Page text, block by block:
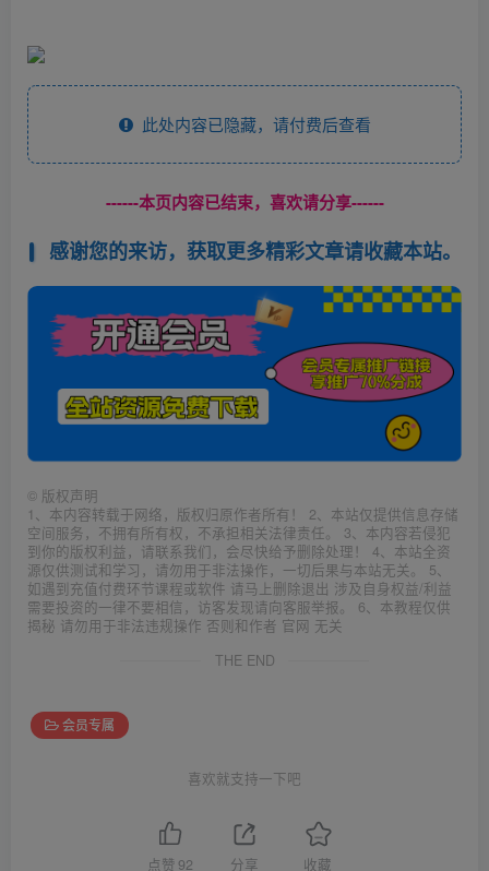
此处内容已隐藏，请付费后查看
------本页内容已结束，喜欢请分享------
感谢您的来访，获取更多精彩文章请收藏本站。
© 版权声明
1、本内容转载于网络，版权归原作者所有！ 2、本站仅提供信息存储
空间服务，不拥有所有权，不承担相关法律责任。 3、本内容若侵犯
到你的版权利益，请联系我们，会尽快给予删除处理！ 4、本站全资
源仅供测试和学习，请勿用于非法操作，一切后果与本站无关。 5、
如遇到充值付费环节课程或软件 请马上删除退出 涉及自身权益/利益
需要投资的一律不要相信，访客发现请向客服举报。 6、本教程仅供
揭秘 请勿用于非法违规操作 否则和作者 官网 无关
THE END
会员专属
喜欢就支持一下吧
点赞 92 分享 收藏